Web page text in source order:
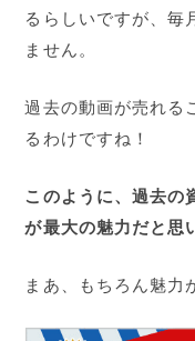
るらしいですが、毎
ません。
過去の動画が売れる
るわけですね！
このように、過去の
が最大の魅力だと思
まあ、もちろん魅力